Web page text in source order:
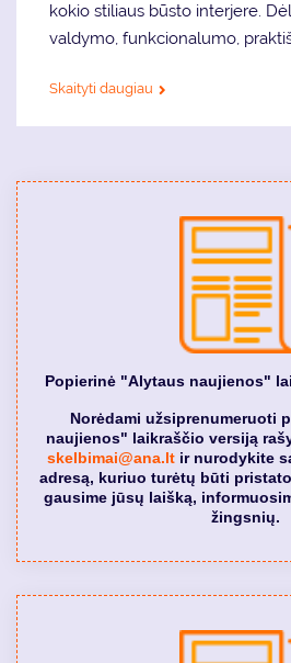
kokio stiliaus būsto interjere.
valdymo, funkcionalumo,
Skaityti daugiau
Popierinė "Alytaus naujienos"
Norėdami užsiprenumeruoti
naujienos" laikraščio versiją
skelbimai@ana.ltir nurodykite
adresą, kuriuo turėtų būti
gausime jūsų laišką,
žingsnių.